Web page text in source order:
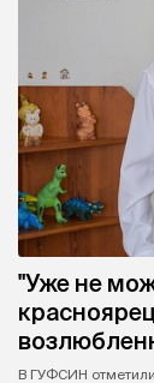
"Уже не
В ГУФСИН